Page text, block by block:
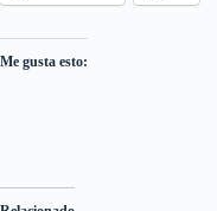
Me gusta esto: